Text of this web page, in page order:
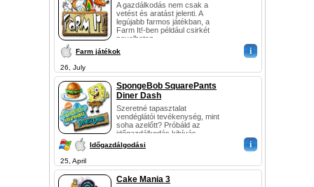
A gazdálkodás nem csak a
vetést és aratást jelenti. A
legújabb farmos játékban, a
Farm It!-ben például csirkét
nevelhetsz....
Farm játékok i
26, July
SpongeBob SquarePants
Diner Dash
Szeretné tapasztalat
vendéglátói tevékenység, mint
soha azelőtt? Próbáld az
időgazdálkodás kihívás
SpongeBob SquarePants
Diner Dash játék! Mr. Kr...
Időgazdálgodási i
25, April
Cake Mania 3